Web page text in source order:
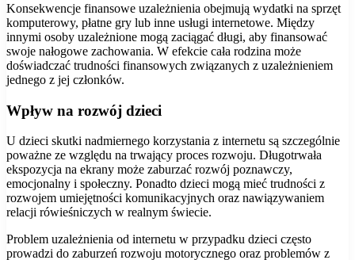
Konsekwencje finansowe uzależnienia obejmują wydatki na sprzęt
komputerowy, płatne gry lub inne usługi internetowe. Między
innymi osoby uzależnione mogą zaciągać długi, aby finansować
swoje nałogowe zachowania. W efekcie cała rodzina może
doświadczać trudności finansowych związanych z uzależnieniem
jednego z jej członków.
Wpływ na rozwój dzieci
U dzieci skutki nadmiernego korzystania z internetu są szczególnie
poważne ze względu na trwający proces rozwoju. Długotrwała
ekspozycja na ekrany może zaburzać rozwój poznawczy,
emocjonalny i społeczny. Ponadto dzieci mogą mieć trudności z
rozwojem umiejętności komunikacyjnych oraz nawiązywaniem
relacji rówieśniczych w realnym świecie.
Problem uzależnienia od internetu w przypadku dzieci często
prowadzi do zaburzeń rozwoju motorycznego oraz problemów z